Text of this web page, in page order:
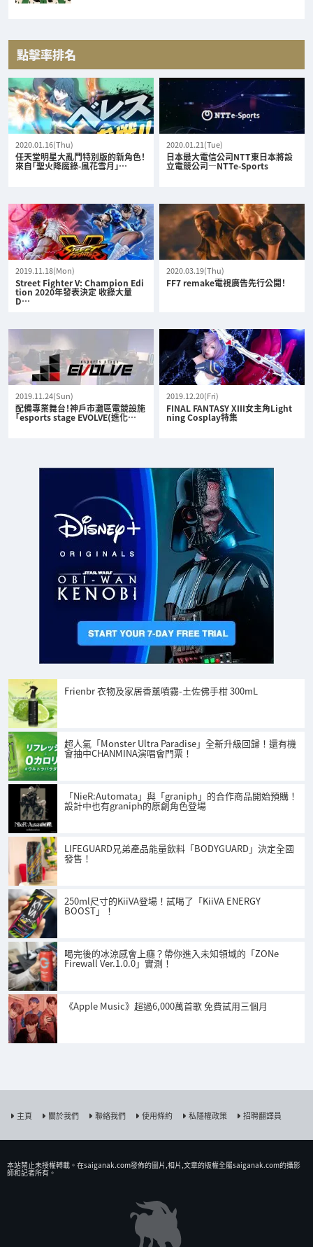
點擊率排名
2020.01.16(Thu)
任天堂明星大亂鬥特別版的新角色！
來自「聖火降魔錄-風花雪月」…
2020.01.21(Tue)
日本最大電信公司NTT東日本將設
立電競公司—NTTe-Sports
2019.11.18(Mon)
Street Fighter V: Champion Edi
tion 2020年發表決定 收錄大量
D…
2020.03.19(Thu)
FF7 remake電視廣告先行公開！
2019.11.24(Sun)
配備專業舞台！神戶市灘區電競設施
「esports stage EVOLVE(進化…
2019.12.20(Fri)
FINAL FANTASY XIII女主角Light
ning Cosplay特集
Frienbr 衣物及家居香薰噴霧-土佐佛手柑 300mL
超人氣「Monster Ultra Paradise」全新升級回歸！還有機
會抽中CHANMINA演唱會門票！
「NieR:Automata」與「graniph」的合作商品開始預購！
設計中也有graniph的原創角色登場
LIFEGUARD兄弟產品能量飲料「BODYGUARD」決定全國
發售！
250ml尺寸的KiiVA登場！試喝了「KiiVA ENERGY
BOOST」！
喝完後的冰涼感會上癮？帶你進入未知領域的「ZONe
Firewall Ver.1.0.0」實測！
《Apple Music》超過6,000萬首歌 免費試用三個月
主頁 關於我們 聯絡我們 使用條約 私隱權政策 招聘翻譯員
本站禁止未授權𨍭載。在saiganak.com發佈的圖片,相片,文章的版權全屬saiganak.com的攝影
師和記者所有。